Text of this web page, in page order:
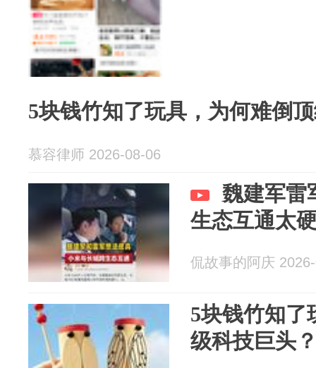
5块钱竹知了玩具，为何难倒
慕容律师 2026-08-06
魏建军雷
生态互通太
侃故事的阿庆
5块钱竹知了
级科技巨头